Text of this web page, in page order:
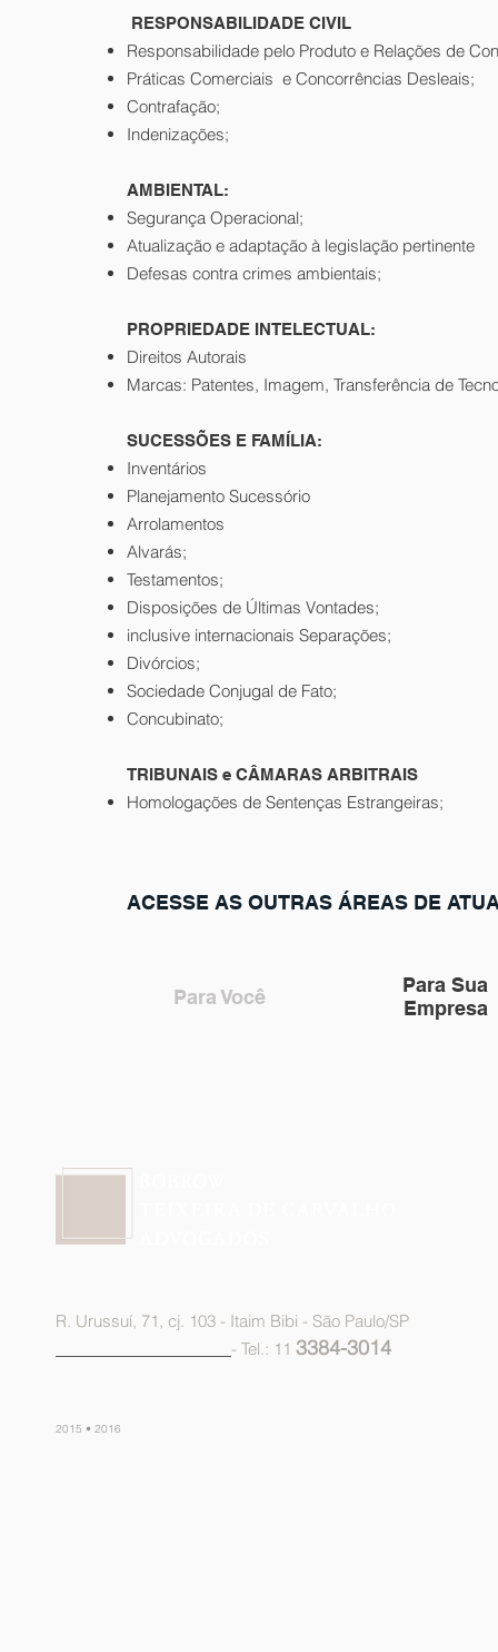
RESPONSABILIDADE CIVIL
Responsabilidade pelo Produto e Relações de
Práticas Comerciais e Concorrências Desleais;
Contrafação;
Indenizações;
AMBIENTAL:
Segurança Operacional;
Atualização e adaptação à legislação pertinente
Defesas contra crimes ambientais;
PROPRIEDADE INTELECTUAL:
Direitos Autorais
Marcas: Patentes, Imagem, Transferência de
SUCESSÕES E FAMÍLIA:
Inventários
Planejamento Sucessório
Arrolamentos
Alvarás;
Testamentos;
Disposições de Últimas Vontades;
inclusive internacionais Separações;
Divórcios;
Sociedade Conjugal de Fato;
Concubinato;
TRIBUNAIS e CÂMARAS ARBITRAIS
Homologações de Sentenças Estrangeiras;
ACESSE AS OUTRAS ÁREAS DE
Para Você
Para Sua
Empresa
R. Urussuí, 71, cj. 103 - Itaim Bibi - São Paulo/SP
- Tel.: 11 3384-3014
2015 • 2016